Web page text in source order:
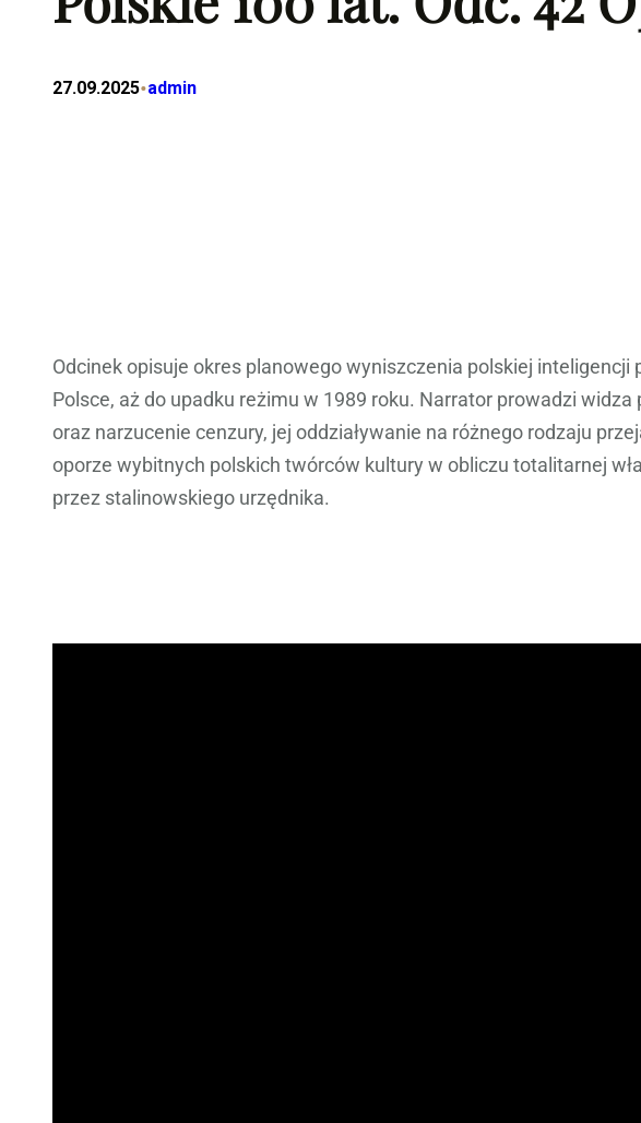
27.09.2025•admin
Odcinek opisuje okres planowego wyniszczenia polskiej
Polsce, aż do upadku reżimu w 1989 roku. Narrator prowadzi
oraz narzucenie cenzury, jej oddziaływanie na różnego rodzaju
oporze wybitnych polskich twórców kultury w obliczu totalitarnej
przez stalinowskiego urzędnika.